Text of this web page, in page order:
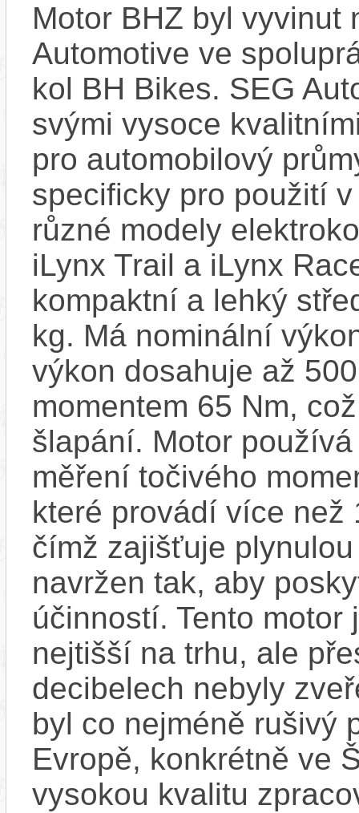
Motor BHZ byl vyvinut
Automotive ve
kol BH Bikes. SEG
svými vysoce
pro automobilový
specificky pro použití
různé modely
iLynx Trail a iLynx
kompaktní a lehký
kg. Má nominální
výkon dosahuje až
momentem 65 Nm,
šlapání. Motor
měření točivého
které provádí více než
čímž zajišťuje
navržen tak, aby
účinností​. Tento
nejtišší na trhu, ale
decibelech nebyly
byl co nejméně rušivý
Evropě, konkrétně ve
vysokou kvalitu